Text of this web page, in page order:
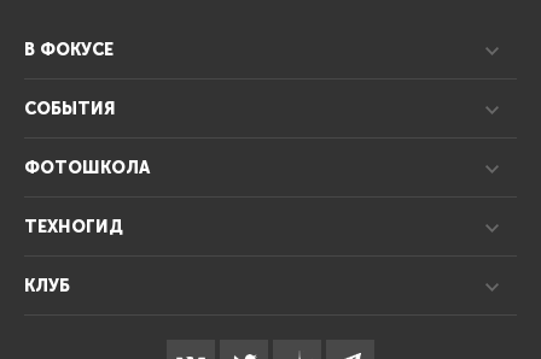
В ФОКУСЕ
СОБЫТИЯ
ФОТОШКОЛА
ТЕХНОГИД
КЛУБ